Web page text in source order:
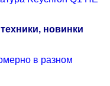
новинки
в разном